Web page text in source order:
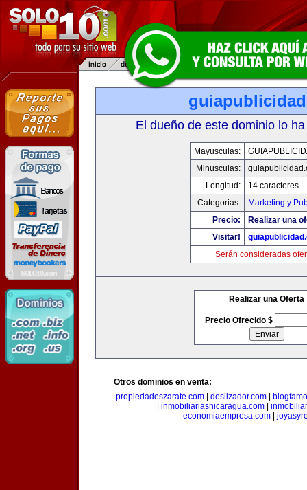
El dueño de este dominio lo
Mayusculas:
Minusculas:
Longitud:
14 caracteres
Categorias:
Marketing y
Precio:
Realizar una
Visitar!
Serán consideradas
Realizar una Oferta
Precio Ofrecido $
Otros dominios en venta:
propiedadeszarate.com| deslizador.com|
inmobiliariasnicaragua.com
economiaempresa.com|